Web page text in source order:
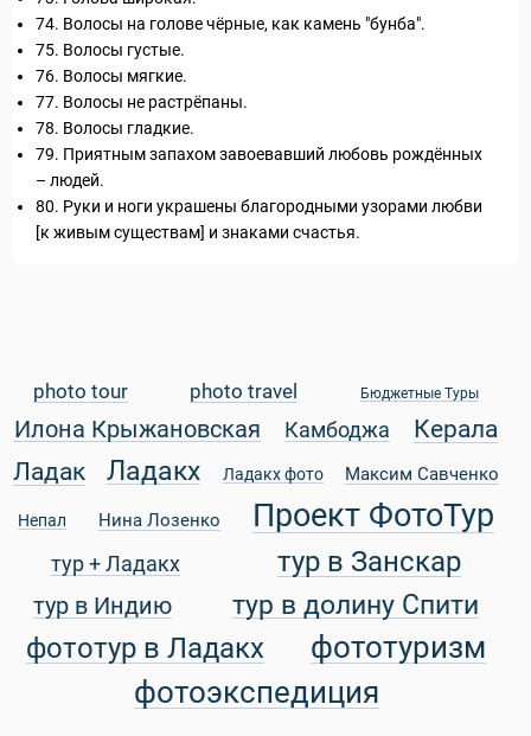
74. Волосы на голове чёрные, как камень "бунба".
75. Волосы густые.
76. Волосы мягкие.
77. Волосы не растрёпаны.
78. Волосы гладкие.
79. Приятным запахом завоевавший любовь рождённых
– людей.
80. Руки и ноги украшены благородными узорами любви
[к живым существам] и знаками счастья.
photo tour photo travel Бюджетные Туры
Илона Крыжановская Камбоджа
Керала
Ладак
Ладакх Ладакх фото Максим Савченко
Непал Нина Лозенко Проект ФотоТур
тур + Ладакх тур в Занскар
тур в Индию тур в долину Спити
фототур в Ладакх
фототуризм
фотоэкспедиция